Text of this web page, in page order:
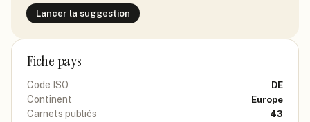
Lancer la suggestion
Fiche pays
Code ISO DE
Continent Europe
Carnets publiés 43